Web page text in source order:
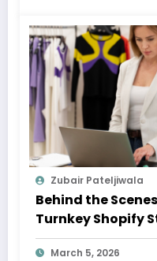
Zubair Pateljiwala
Behind the
Turnkey Shopify
March 5, 2026